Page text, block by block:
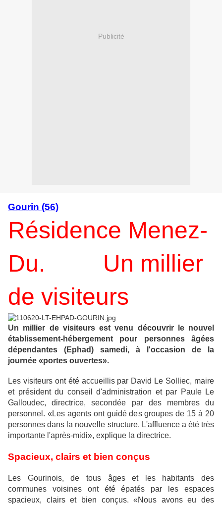
Publicité
Gourin (56)
Résidence Menez-
Du. Un millier
de visiteurs
Un millier de visiteurs est venu découvrir le nouvel
établissement-hébergement pour personnes âgées
dépendantes (Ephad) samedi, à l'occasion de la
journée «portes ouvertes».
Les visiteurs ont été accueillis par David Le Solliec, maire
et président du conseil d'administration et par Paule Le
Galloudec, directrice, secondée par des membres du
personnel. «Les agents ont guidé des groupes de 15 à 20
personnes dans la nouvelle structure. L'affluence a été très
importante l'après-midi», explique la directrice.
Spacieux, clairs et bien conçus
Les Gourinois, de tous âges et les habitants des
communes voisines ont été épatés par les espaces
spacieux, clairs et bien conçus. «Nous avons eu des